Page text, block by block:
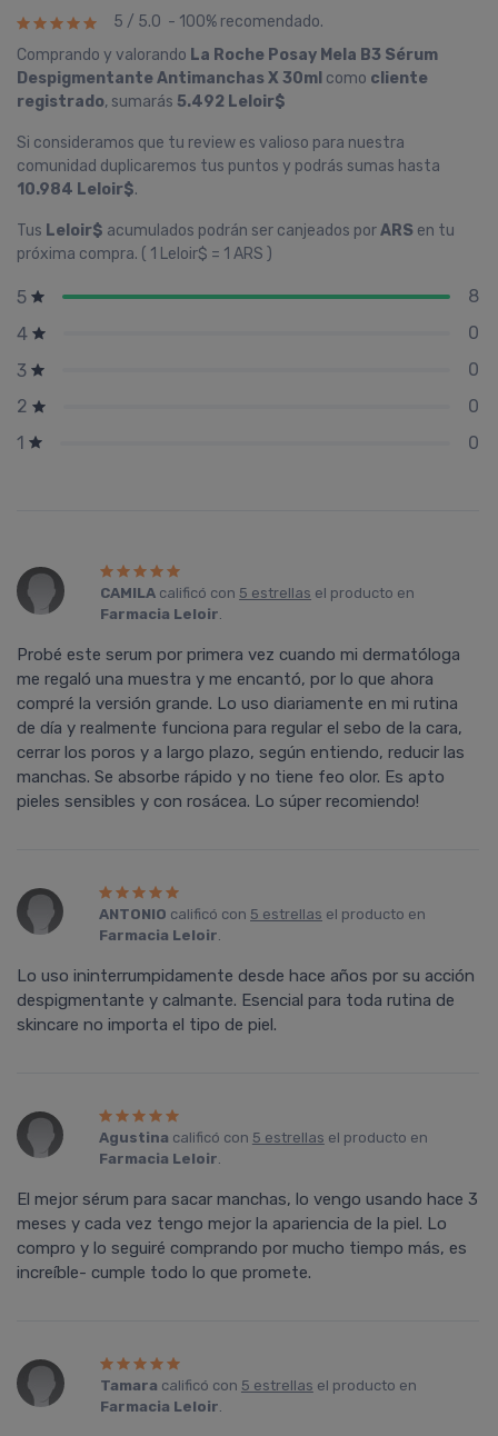
5 / 5.0 - 100% recomendado.
Comprando y valorando La Roche Posay Mela B3 Sérum
Despigmentante Antimanchas X 30ml como cliente
registrado, sumarás 5.492 Leloir$
Si consideramos que tu review es valioso para nuestra
comunidad duplicaremos tus puntos y podrás sumas hasta
10.984 Leloir$.
Tus Leloir$ acumulados podrán ser canjeados porARS en tu
próxima compra. ( 1 Leloir$ = 1 ARS )
5
8
4
0
3
0
2
0
1
0
CAMILA calificó con 5 estrellas el producto en
Farmacia Leloir.
Probé este serum por primera vez cuando mi dermatóloga
me regaló una muestra y me encantó, por lo que ahora
compré la versión grande. Lo uso diariamente en mi rutina
de día y realmente funciona para regular el sebo de la cara,
cerrar los poros y a largo plazo, según entiendo, reducir las
manchas. Se absorbe rápido y no tiene feo olor. Es apto
pieles sensibles y con rosácea. Lo súper recomiendo!
ANTONIO calificó con 5 estrellas el producto en
Farmacia Leloir.
Lo uso ininterrumpidamente desde hace años por su acción
despigmentante y calmante. Esencial para toda rutina de
skincare no importa el tipo de piel.
Agustina calificó con 5 estrellas el producto en
Farmacia Leloir.
El mejor sérum para sacar manchas, lo vengo usando hace 3
meses y cada vez tengo mejor la apariencia de la piel. Lo
compro y lo seguiré comprando por mucho tiempo más, es
increíble- cumple todo lo que promete.
Tamara calificó con 5 estrellas el producto en
Farmacia Leloir.